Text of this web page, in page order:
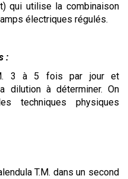
qui utilise la combinaison
électriques régulés.
:
3 à 5 fois par jour et
dilution à déterminer. On
techniques physiques
T.M. dans un second